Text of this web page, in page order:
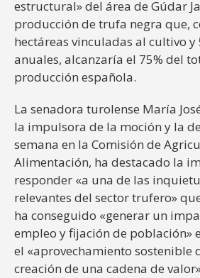
estructural» del área de Gúdar
producción de trufa negra que,
hectáreas vinculadas al cultivo y
anuales, alcanzaría el 75% del
producción española.
La senadora turolense María
la impulsora de la moción y la
semana en la Comisión de
Alimentación, ha destacado la
responder «a una de las
relevantes del sector trufero»
ha conseguido «generar un
empleo y fijación de población»
el «aprovechamiento sostenible
creación de una cadena de